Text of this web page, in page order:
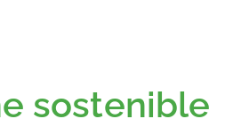
sostenible